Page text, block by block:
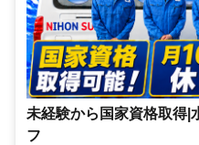
未経験から国家資格取得|
フ